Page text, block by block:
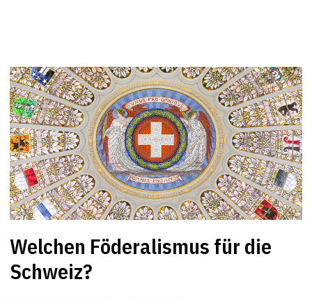
Welchen Föderalismus für die
Schweiz?